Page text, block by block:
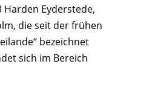
Eyderstede,
die seit der frühen
bezeichnet
sich im Bereich